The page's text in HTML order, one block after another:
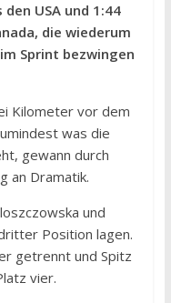
USA und 1:44
die wiederum
Sprint bezwingen
Kilometer vor dem
was die
gewann durch
an Dramatik.
und
Position lagen.
getrennt und Spitz
vier.